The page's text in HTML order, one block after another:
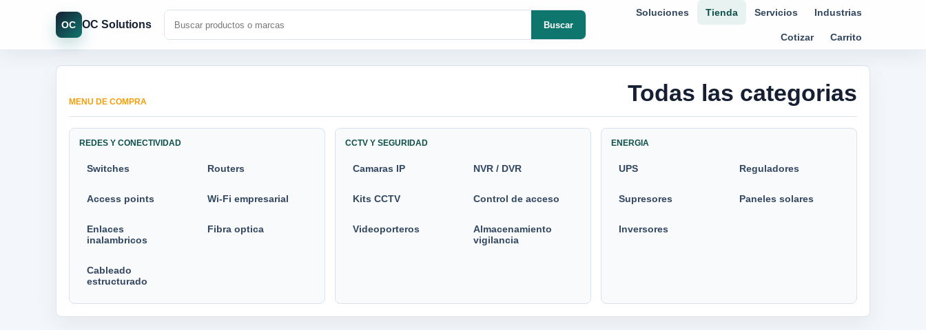
OC OC Solutions Buscar
Soluciones Tienda Servicios Industrias
Cotizar Carrito
MENU DE COMPRA Todas las categorias
REDES Y CONECTIVIDAD
Switches Routers
Access points Wi-Fi empresarial
Enlaces
inalambricos
Fibra optica
Cableado
estructurado
CCTV Y SEGURIDAD
Camaras IP NVR / DVR
Kits CCTV Control de acceso
Videoporteros
Almacenamiento
vigilancia
ENERGIA
UPS Reguladores
Supresores Paneles solares
Inversores